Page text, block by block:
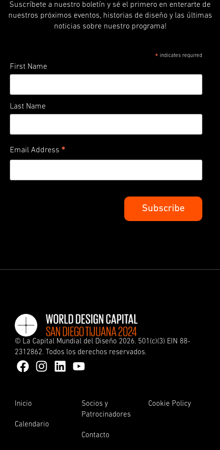
Suscríbete a nuestro boletín y sé el primero en enterarte de
nuestros próximos eventos, historias de diseño y las últimas
noticias sobre nuestro programa!
* indicates required
First Name
Last Name
Email Address *
© La Capital Mundial del Diseño 2026. 501(c)(3) EIN 88-
2312862. Todos los derechos reservados.
Inicio
Calendario
Socios y
Patrocinadores
Contacto
Cookie Policy